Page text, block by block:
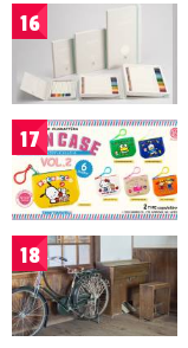
16
17
18